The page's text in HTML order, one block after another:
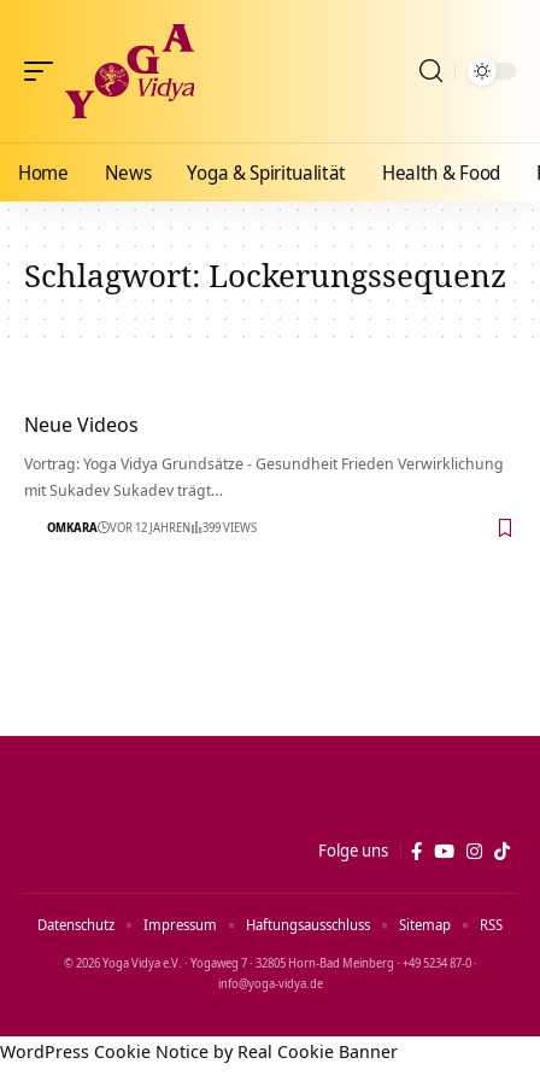
Home News Yoga & Spiritualität Health & Food
Schlagwort:Lockerungssequenz
Neue Videos
Vortrag: Yoga Vidya Grundsätze - Gesundheit Frieden Verwirklichung
mit Sukadev Sukadev trägt…
OMKARA VOR 12 JAHREN 399 VIEWS
Folge uns
© 2026 Yoga Vidya e.V. · Yogaweg 7 · 32805 Horn‑Bad Meinberg · +49 5234 87‑0 ·
info@yoga‑vidya.de
Datenschutz Impressum Haftungsausschluss Sitemap RSS
WordPress Cookie Notice by Real Cookie Banner